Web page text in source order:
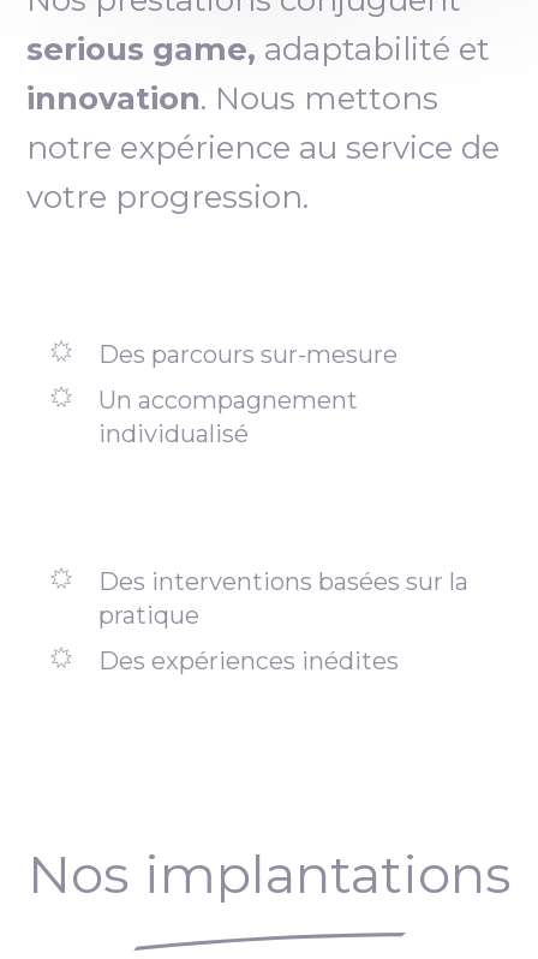
serious game, adaptabilité et
innovation. Nous mettons
notre expérience au service de
votre progression.
Des parcours sur-mesure
Un accompagnement
individualisé
Des interventions basées sur la
pratique
Des expériences inédites
Nos implantations